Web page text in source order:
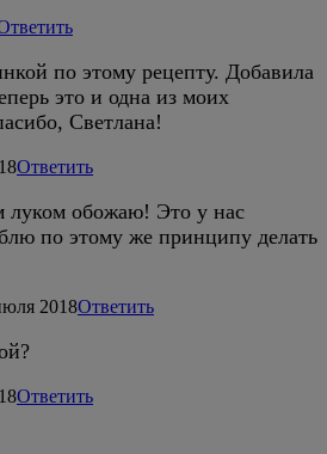
по этому рецепту. Добавила
это и одна из моих
Светлана!
Ответить
луком обожаю! Это у нас
по этому же принципу делать
2018Ответить
Ответить